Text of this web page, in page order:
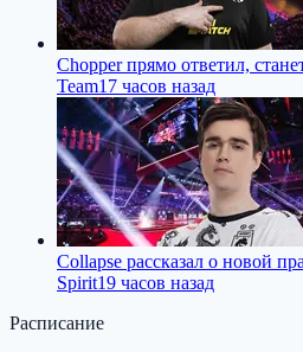
Chopper прямо ответил,
Team17 часов назад
Collapse рассказал о новой
Spirit19 часов назад
Расписание